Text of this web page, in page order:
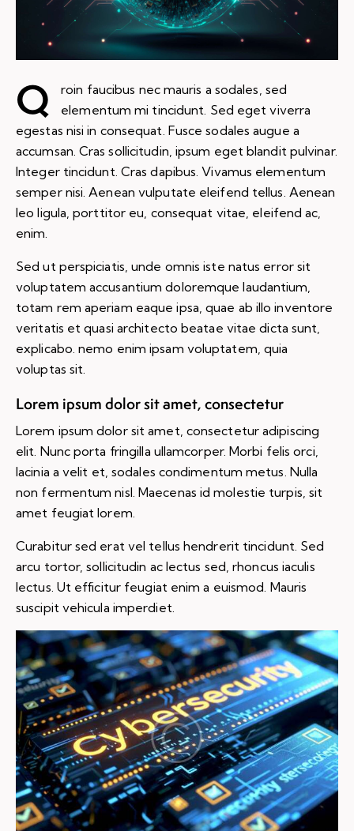
Q
roin faucibus nec mauris a sodales, sed
elementum mi tincidunt. Sed eget viverra
egestas nisi in consequat. Fusce sodales augue a
accumsan. Cras sollicitudin, ipsum eget blandit pulvinar.
Integer tincidunt. Cras dapibus. Vivamus elementum
semper nisi. Aenean vulputate eleifend tellus. Aenean
leo ligula, porttitor eu, consequat vitae, eleifend ac,
enim.
Sed ut perspiciatis, unde omnis iste natus error sit
voluptatem accusantium doloremque laudantium,
totam rem aperiam eaque ipsa, quae ab illo inventore
veritatis et quasi architecto beatae vitae dicta sunt,
explicabo. nemo enim ipsam voluptatem, quia
voluptas sit.
Lorem ipsum dolor sit amet, consectetur
Lorem ipsum dolor sit amet, consectetur adipiscing
elit. Nunc porta fringilla ullamcorper. Morbi felis orci,
lacinia a velit et, sodales condimentum metus. Nulla
non fermentum nisl. Maecenas id molestie turpis, sit
amet feugiat lorem.
Curabitur sed erat vel tellus hendrerit tincidunt. Sed
arcu tortor, sollicitudin ac lectus sed, rhoncus iaculis
lectus. Ut efficitur feugiat enim a euismod. Mauris
suscipit vehicula imperdiet.